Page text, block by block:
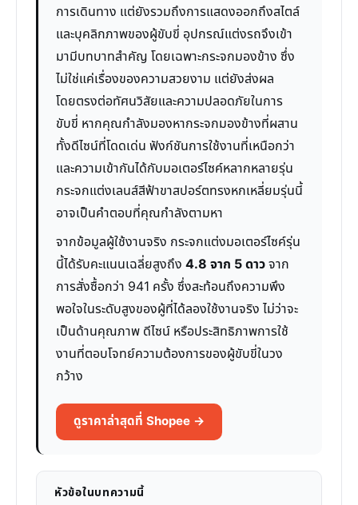
การเดินทาง แต่ยังรวมถึงการแสดงออกถึงสไตล์
และบุคลิกภาพของผู้ขับขี่ อุปกรณ์แต่งรถจึงเข้า
มามีบทบาทสำคัญ โดยเฉพาะกระจกมองข้าง ซึ่ง
ไม่ใช่แค่เรื่องของความสวยงาม แต่ยังส่งผล
โดยตรงต่อทัศนวิสัยและความปลอดภัยในการ
ขับขี่ หากคุณกำลังมองหากระจกมองข้างที่ผสาน
ทั้งดีไซน์ที่โดดเด่น ฟังก์ชันการใช้งานที่เหนือกว่า
และความเข้ากันได้กับมอเตอร์ไซค์หลากหลายรุ่น
กระจกแต่งเลนส์สีฟ้าขาสปอร์ตทรงหกเหลี่ยมรุ่นนี้
อาจเป็นคำตอบที่คุณกำลังตามหา
จากข้อมูลผู้ใช้งานจริง กระจกแต่งมอเตอร์ไซค์รุ่น
นี้ได้รับคะแนนเฉลี่ยสูงถึง 4.8 จาก 5 ดาวจาก
การสั่งซื้อกว่า 941 ครั้ง ซึ่งสะท้อนถึงความพึง
พอใจในระดับสูงของผู้ที่ได้ลองใช้งานจริง ไม่ว่าจะ
เป็นด้านคุณภาพ ดีไซน์ หรือประสิทธิภาพการใช้
งานที่ตอบโจทย์ความต้องการของผู้ขับขี่ในวง
กว้าง
ดูราคาล่าสุดที่ Shopee →
หัวข้อในบทความนี้